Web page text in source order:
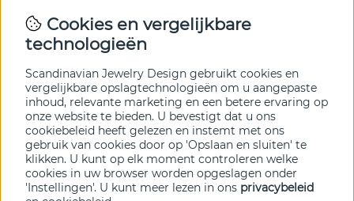
Met onze nieuwsbrief ben je als eerste op de hoogte van
nieuws en aanbiedingen. Meld je hieronder aan.
VERZENDEN
Cookies en vergelijkbare
technologieën
Scandinavian Jewelry Design gebruikt cookies en
vergelijkbare opslagtechnologieën om u aangepaste
inhoud, relevante marketing en een betere ervaring op
onze website te bieden. U bevestigt dat u ons
cookiebeleid heeft gelezen en instemt met ons
gebruik van cookies door op 'Opslaan en sluiten' te
klikken. U kunt op elk moment controleren welke
cookies in uw browser worden opgeslagen onder
'Instellingen'. U kunt meer lezen in ons privacybeleid